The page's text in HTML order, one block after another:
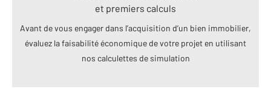
et premiers calculs
Avant de vous engager dans l’acquisition d’un bien immobilier,
évaluez la faisabilité économique de votre projet en utilisant
nos calculettes de simulation